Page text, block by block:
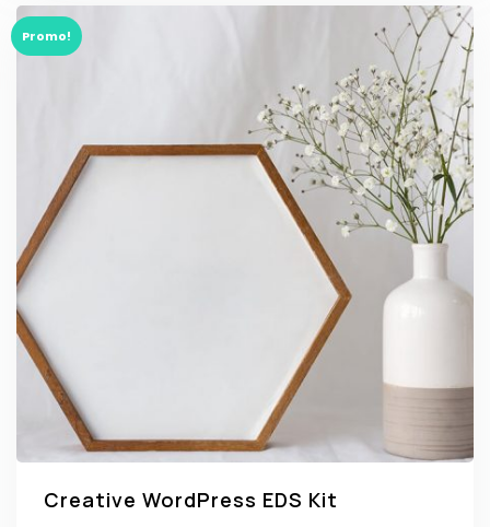
Promo!
Creative WordPress EDS Kit